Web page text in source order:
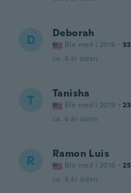
D Deborah
Ble med i 2016 · 33
ca. 6 år siden
T Tanisha
Ble med i 2019 · 23
ca. 6 år siden
R Ramon Luis
Ble med i 2016 · 25
ca. 6 år siden